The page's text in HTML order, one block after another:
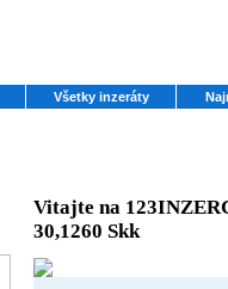
Všetky inzeráty
Vitajte na
30,1260 Skk